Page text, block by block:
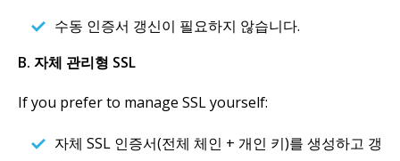
수동 인증서 갱신이 필요하지 않습니다.
B. 자체 관리형 SSL
If you prefer to manage SSL yourself:
자체 SSL 인증서(전체 체인 + 개인 키)를 생성하고 갱